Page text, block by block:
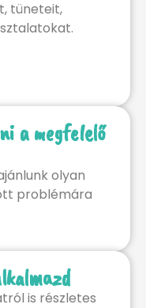
tüneteit,
a megfelelő
olyan
problémára
is részletes